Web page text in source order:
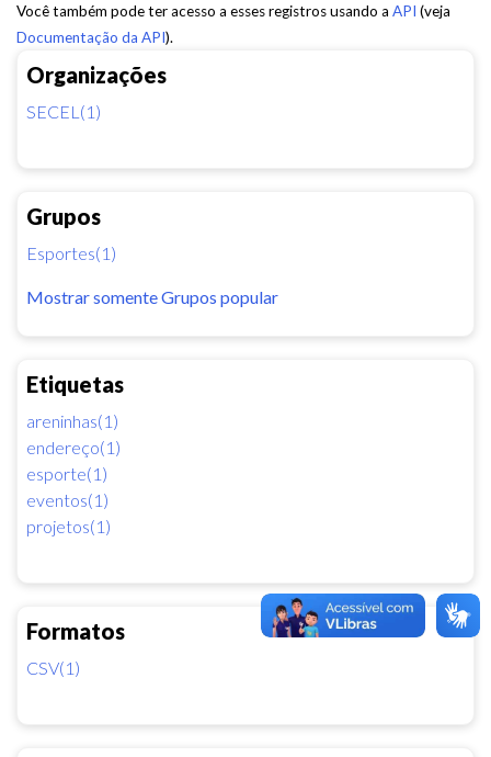
Organizações
SECEL(1)
Grupos
Esportes(1)
Mostrar somente Grupos popular
Etiquetas
areninhas(1)
endereço(1)
esporte(1)
eventos(1)
projetos(1)
Formatos
CSV(1)
Você também pode ter acesso a esses registros usando a API (veja
Documentação da API).